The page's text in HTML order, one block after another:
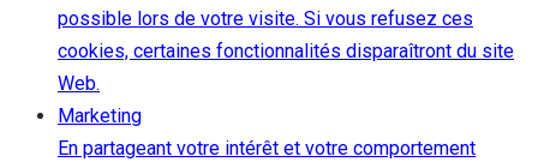
possible lors de votre visite. Si vous refusez ces
cookies, certaines fonctionnalités disparaîtront du site
Web.
Marketing
En partageant votre intérêt et votre comportement